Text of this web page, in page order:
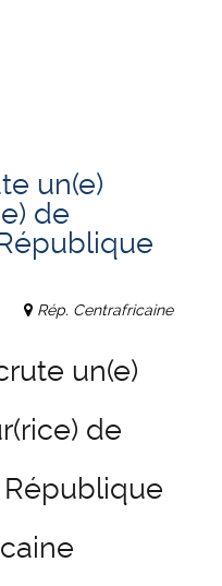
un(e)
de
Rép. Centrafricaine
un(e)
de